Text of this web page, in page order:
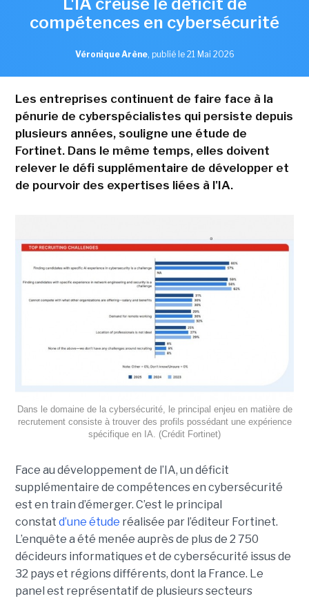
compétences en cybersécurité
Véronique Arène, publié le 21 Mai 2026
Les entreprises continuent de faire face à la
pénurie de cyberspécialistes qui persiste depuis
plusieurs années, souligne une étude de
Fortinet. Dans le même temps, elles doivent
relever le défi supplémentaire de développer et
de pourvoir des expertises liées à l'IA.
Dans le domaine de la cybersécurité, le principal enjeu en matière de
recrutement consiste à trouver des profils possédant une expérience
spécifique en IA. (Crédit Fortinet)
Face au développement de l’IA, un déficit
supplémentaire de compétences en cybersécurité
est en train d’émerger. C’est le principal
constat d’une étude réalisée par l’éditeur Fortinet.
L’enquête a été menée auprès de plus de 2 750
décideurs informatiques et de cybersécurité issus de
32 pays et régions différents, dont la France. Le
panel est représentatif de plusieurs secteurs